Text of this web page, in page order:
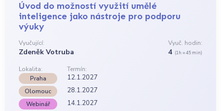
Úvod do možností využití umělé
inteligence jako nástroje pro podporu
výuky
Vyučující:
Zdeněk Votruba
Vyuč. hodin:
4 (1h = 45 min)
Lokalita:
Termín:
Praha
12.1.2027
Olomouc 28.1.2027
Webinář 14.1.2027